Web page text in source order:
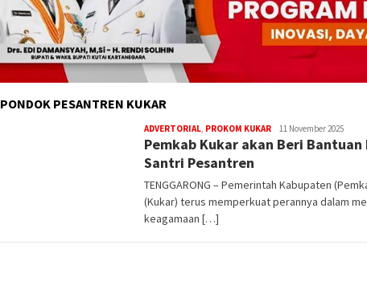
PONDOK PESANTREN KUKAR
ADVERTORIAL PROKOM KUKAReditoredaksi
11 November 2025
Pemkab Kukar akan Beri
Santri Pesantren
TENGGARONG – Pemerintah Kabupaten
(Kukar) terus memperkuat perannya dalam
keagamaan […]